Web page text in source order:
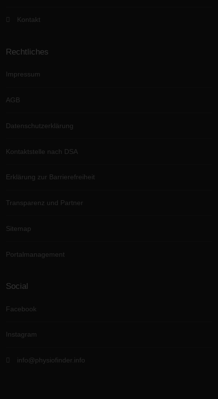
Kontakt
Rechtliches
Impressum
AGB
Datenschutzerklärung
Kontaktstelle nach DSA
Erklärung zur Barrierefreiheit
Transparenz und Partner
Sitemap
Portalmanagement
Social
Facebook
Instagram
info@physiofinder.info